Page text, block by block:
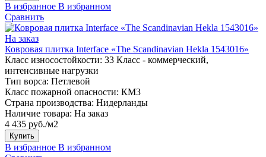
В избранное В избранном
Сравнить
На заказ
Ковровая плитка Interface «The Scandinavian Hekla 1543016»
Класс износостойкости: 33 Класс - коммерческий,
интенсивные нагрузки
Тип ворса: Петлевой
Класс пожарной опасности: КМ3
Страна производства: Нидерланды
Наличие товара: На заказ
4 435 руб./м2
Купить
В избранное В избранном